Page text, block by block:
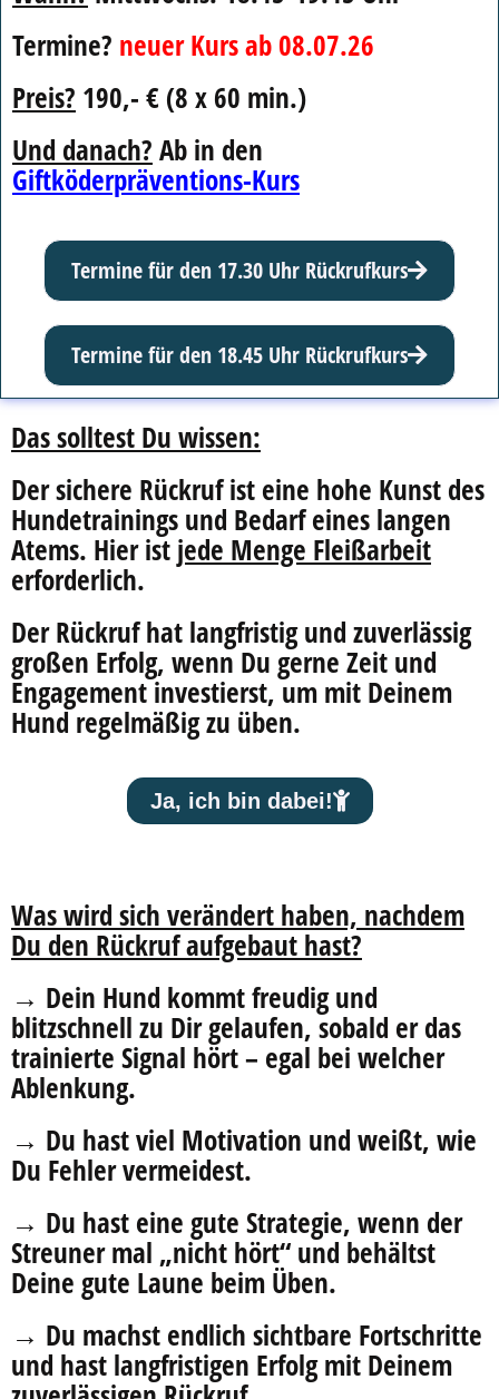
Termine? neuer Kurs ab 08.07.26
Preis? 190,- € (8 x 60 min.)
Und danach? Ab in den
Giftköderpräventions-Kurs
Termine für den 17.30 Uhr Rückrufkurs
Termine für den 18.45 Uhr Rückrufkurs
Das solltest Du wissen:
Der sichere Rückruf ist eine hohe Kunst des
Hundetrainings und Bedarf eines langen
Atems. Hier ist jede Menge Fleißarbeit
erforderlich.
Der Rückruf hat langfristig und zuverlässig
großen Erfolg, wenn Du gerne Zeit und
Engagement investierst, um mit Deinem
Hund regelmäßig zu üben.
Ja, ich bin dabei!
Was wird sich verändert haben, nachdem
Du den Rückruf aufgebaut hast?
→ Dein Hund kommt freudig und
blitzschnell zu Dir gelaufen, sobald er das
trainierte Signal hört – egal bei welcher
Ablenkung.
→ Du hast viel Motivation und weißt, wie
Du Fehler vermeidest.
→ Du hast eine gute Strategie, wenn der
Streuner mal „nicht hört“ und behältst
Deine gute Laune beim Üben.
→ Du machst endlich sichtbare Fortschritte
und hast langfristigen Erfolg mit Deinem